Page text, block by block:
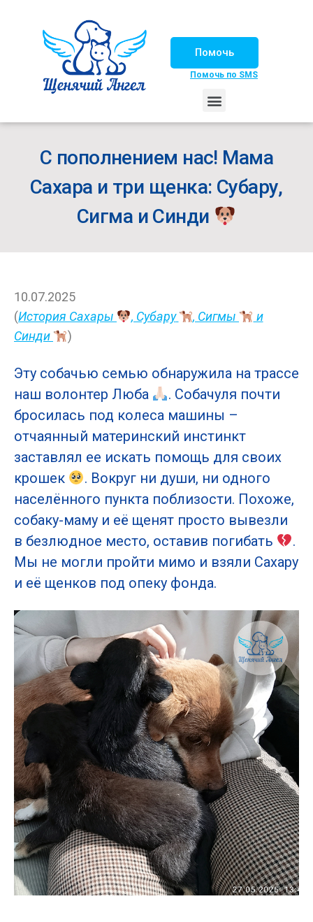
Помочь
Помочь по SMS
С пополнением нас! Мама
Сахара и три щенка: Субару,
Сигма и Синди
10.07.2025
(История Сахары , Субару , Сигмы
и
Синди
)
Эту собачью семью обнаружила на трассе
наш волонтер Люба
. Собачуля почти
бросилась под колеса машины –
отчаянный материнский инстинкт
заставлял ее искать помощь для своих
крошек
. Вокруг ни души, ни одного
населённого пункта поблизости. Похоже,
собаку-маму и её щенят просто вывезли
в безлюдное место, оставив погибать
.
Мы не могли пройти мимо и взяли Сахару
и её щенков под опеку фонда.